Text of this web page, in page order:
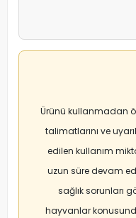
Ürünü kullanmadan
talimatlarını ve
edilen kullanım
uzun süre devam
sağlık sorunları
hayvanlar